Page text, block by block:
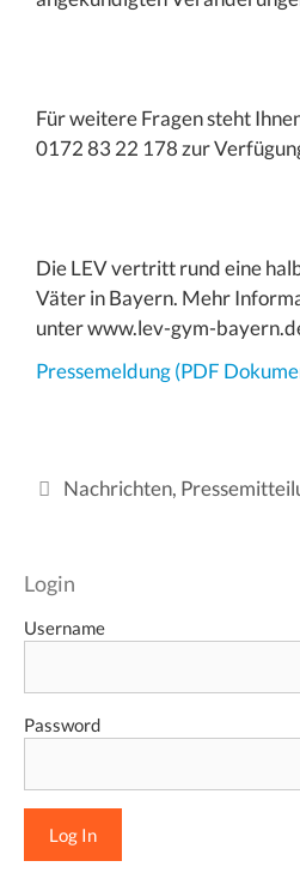
Für weitere Fragen steht
0172 83 22 178 zur
Die LEV vertritt rund eine
Väter in Bayern. Mehr
unter www.lev-gym-
Pressemeldung (PDF
Kategorien
Nachrichten,
Login
Username
Password